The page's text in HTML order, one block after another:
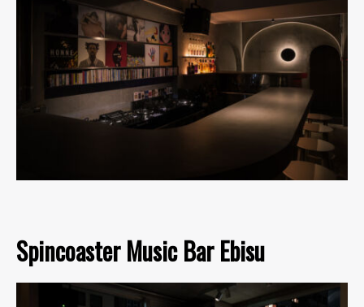
Spincoaster Music Bar Ebisu